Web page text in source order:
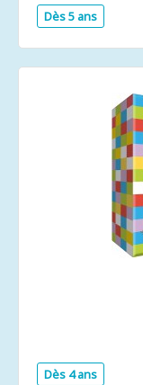
Dès 5 ans
Dès 4 ans